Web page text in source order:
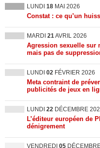
LUNDI 18 MAI 2026
Constat : ce qu’un
MARDI 21AVRIL 2026
Agression sexuelle sur
mais pas de
LUNDI 02 FÉVRIER 2026
Meta contraint de
publicités de jeux en
LUNDI 22 DÉCEMBRE
L’éditeur européen de
dénigrement
VENDREDI 05